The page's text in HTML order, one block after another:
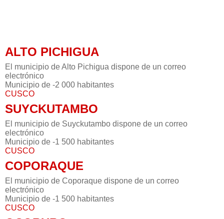
ALTO PICHIGUA
El municipio de Alto Pichigua dispone de un correo
electrónico
Municipio de -2 000 habitantes
CUSCO
SUYCKUTAMBO
El municipio de Suyckutambo dispone de un correo
electrónico
Municipio de -1 500 habitantes
CUSCO
COPORAQUE
El municipio de Coporaque dispone de un correo
electrónico
Municipio de -1 500 habitantes
CUSCO